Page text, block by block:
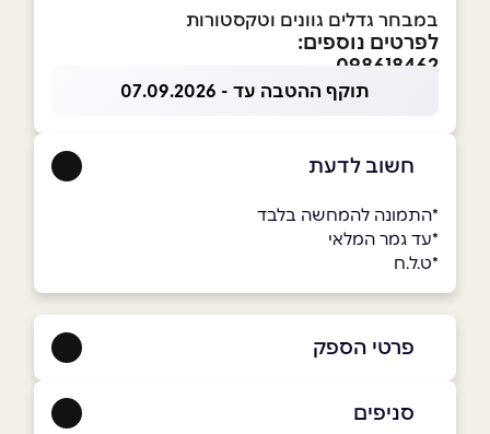
במבחר גדלים גוונים וטקסטורות
לפרטים נוספים:
098618462
תוקף ההטבה עד - 07.09.2026
חשוב לדעת
*התמונה להמחשה בלבד
*עד גמר המלאי
*ט.ל.ח
פרטי הספק
סניפים